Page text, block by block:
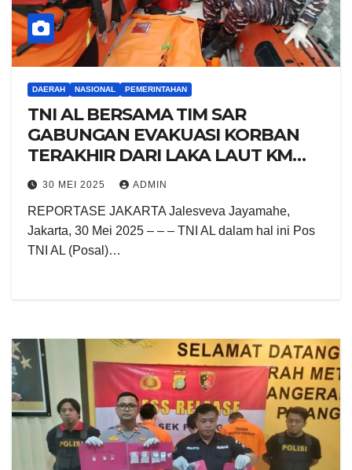
DAERAH NASIONAL PEMERINTAHAN
TNI AL BERSAMA TIM SAR
GABUNGAN EVAKUASI KORBAN
TERAKHIR DARI LAKA LAUT KM
SUMBER WANGI DI PERAIRAN
MUNCAR
30 MEI 2025 ADMIN
REPORTASE JAKARTA Jalesveva Jayamahe,
Jakarta, 30 Mei 2025 – – – TNI AL dalam hal ini Pos
TNI AL (Posal)…